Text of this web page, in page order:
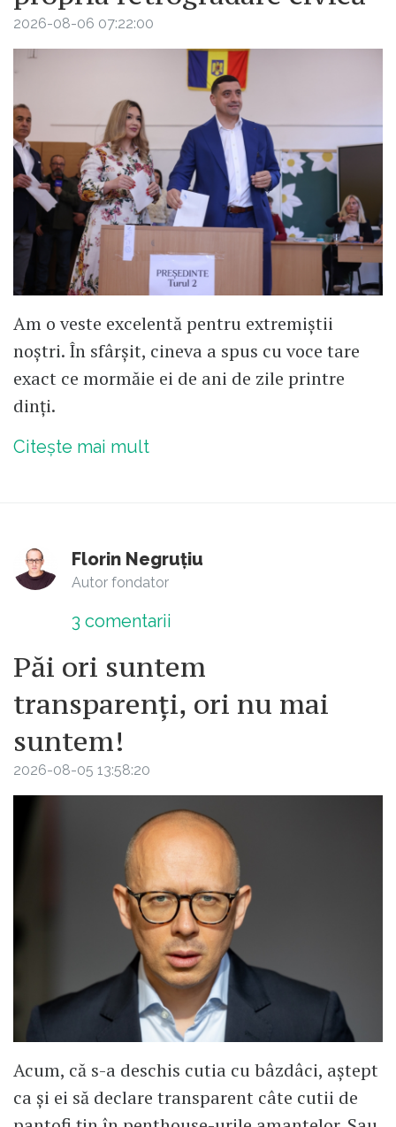
2026-08-06 07:22:00
Am o veste excelentă pentru extremiștii
noștri. În sfârșit, cineva a spus cu voce tare
exact ce mormăie ei de ani de zile printre
dinți.
Citește mai mult
Florin Negruțiu
Autor fondator
3 comentarii
Păi ori suntem
transparenți, ori nu mai
suntem!
2026-08-05 13:58:20
Acum, că s-a deschis cutia cu bâzdâci, aștept
ca și ei să declare transparent câte cutii de